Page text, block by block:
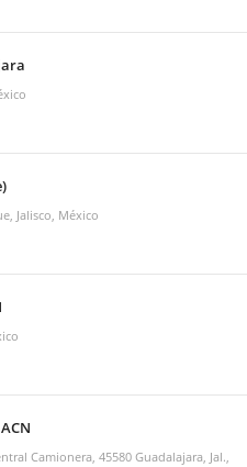
Jalisco, México
Camionera, 45580 Guadalajara, Jal.,